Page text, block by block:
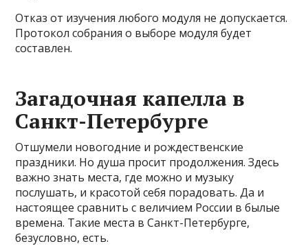
Отказ от изучения любого модуля не допускается.
Протокол собрания о выборе модуля будет
составлен.
Загадочная капелла в
Санкт-Петербурге
Отшумели новогодние и рождественские
праздники. Но душа просит продолжения. Здесь
важно знать места, где можно и музыку
послушать, и красотой себя порадовать. Да и
настоящее сравнить с величием России в былые
времена. Такие места в Санкт-Петербурге,
безусловно, есть.